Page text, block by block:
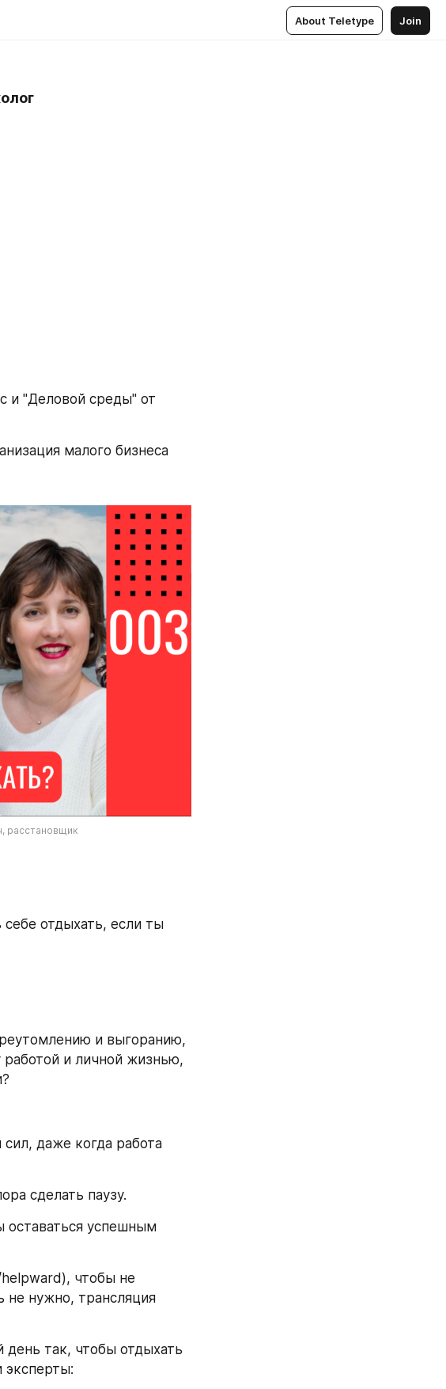
About Teletype Join
и "Деловой среды" от
малого бизнеса
расстановщик
себе отдыхать, если ты
и выгоранию,
и личной жизнью,
даже когда работа
сделать паузу.
оставаться успешным
чтобы не
не нужно, трансляция
так, чтобы отдыхать
эксперты: